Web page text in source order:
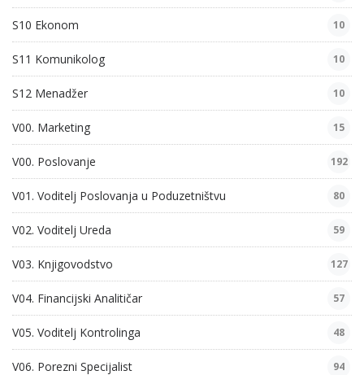
S10 Ekonom 10
S11 Komunikolog 10
S12 Menadžer 10
V00. Marketing 15
V00. Poslovanje 192
V01. Voditelj Poslovanja u Poduzetništvu 80
V02. Voditelj Ureda 59
V03. Knjigovodstvo 127
V04. Financijski Analitičar 57
V05. Voditelj Kontrolinga 48
V06. Porezni Specijalist 94